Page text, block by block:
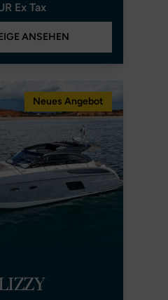
Ex Tax
ANSEHEN
Neues Angebot